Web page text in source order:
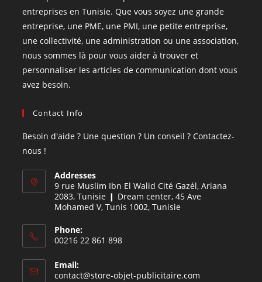
entreprises en Tunisie. Que vous soyez une grande
entreprise, une PME, une PMI, une petite entreprise,
une collectivité, une administration ou une association,
nous sommes là pour vous aider à trouver et
personnaliser les articles de communication dont vous
avez besoin.
Contact Info
Besoin d'aide ? Une question ? Un conseil ? Contactez-
nous !
Addresses
9 rue Muslim Ibn El Walid Cité Gazél, Ariana
2083, Tunisie ❙ Dream center, 45 Ave
Mohamed V, Tunis 1002, Tunisie
Phone:
00216 22 861 898
Email:
contact@store-objet-publicitaire.com